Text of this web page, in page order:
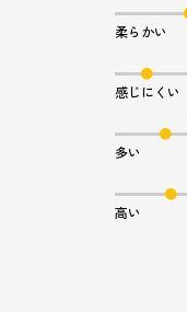
柔らかい
感じにくい
多い
高い